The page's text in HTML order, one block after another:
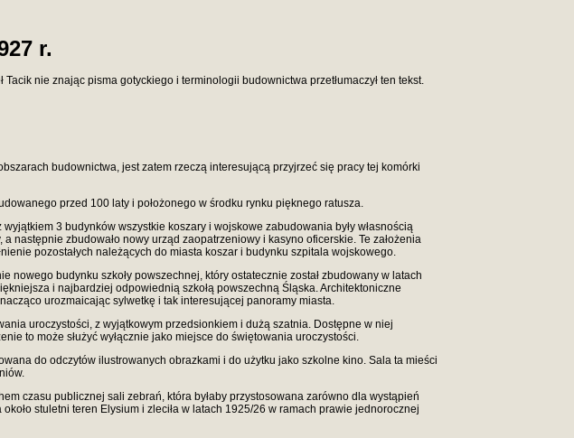
r.
nie znając pisma gotyckiego i terminologii budownictwa przetłumaczył ten tekst.
budownictwa, jest zatem rzeczą interesującą przyjrzeć się pracy tej komórki
przed 100 laty i położonego w środku rynku pięknego ratusza.
3 budynków wszystkie koszary i wojskowe zabudowania były własnością
następnie zbudowało nowy urząd zaopatrzeniowy i kasyno oficerskie. Te założenia
pozostałych należących do miasta koszar i budynku szpitala wojskowego.
nowego budynku szkoły powszechnej, który ostatecznie został zbudowany w latach
i najbardziej odpowiednią szkołą powszechną Śląska. Architektoniczne
urozmaicając sylwetkę i tak interesującej panoramy miasta.
uroczystości, z wyjątkowym przedsionkiem i dużą szatnia. Dostępne w niej
to może służyć wyłącznie jako miejsce do świętowania uroczystości.
do odczytów ilustrowanych obrazkami i do użytku jako szkolne kino. Sala ta mieści
czasu publicznej sali zebrań, która byłaby przystosowana zarówno dla wystąpień
stuletni teren Elysium i zleciła w latach 1925/26 w ramach prawie jednorocznej